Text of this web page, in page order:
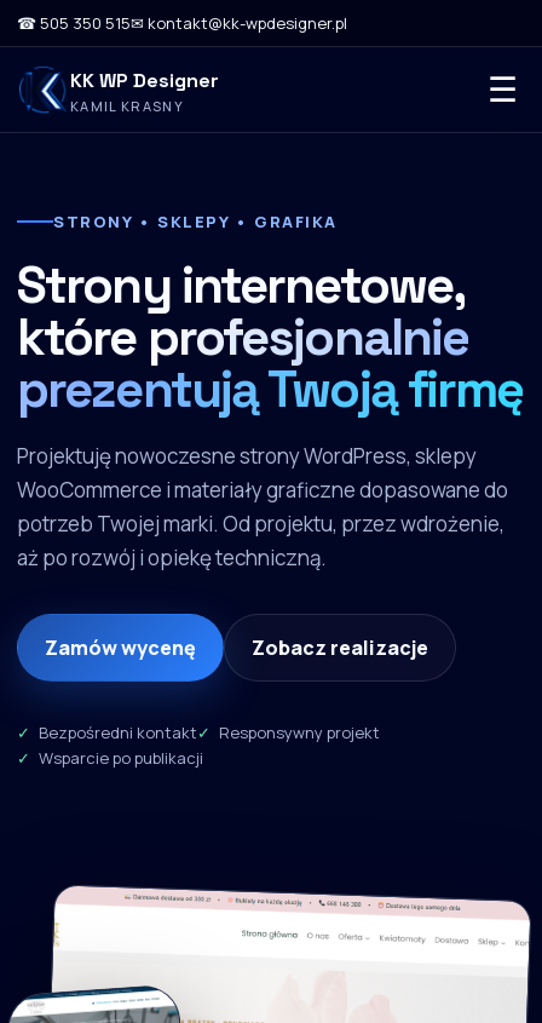
☎ 505 350 515✉ kontakt@kk-wpdesigner.pl
KK WP Designer
KAMIL KRASNY ☰
STRONY • SKLEPY • GRAFIKA
Strony internetowe,
które profesjonalnie
prezentują Twoją firmę
Projektuję nowoczesne strony WordPress, sklepy
WooCommerce i materiały graficzne dopasowane do
potrzeb Twojej marki. Od projektu, przez wdrożenie,
aż po rozwój i opiekę techniczną.
Zamów wycenę Zobacz realizacje
Bezpośredni kontakt
Responsywny projekt
Wsparcie po publikacji